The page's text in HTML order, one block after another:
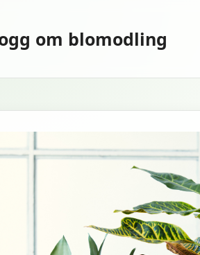
om blomodling